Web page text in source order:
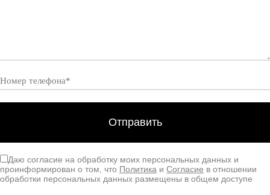
Даю согласие на обработку моих персональных данных и
проинформирован о том, что Политика и Согласие в отношении
обработки персональных данных размещены в общем доступе